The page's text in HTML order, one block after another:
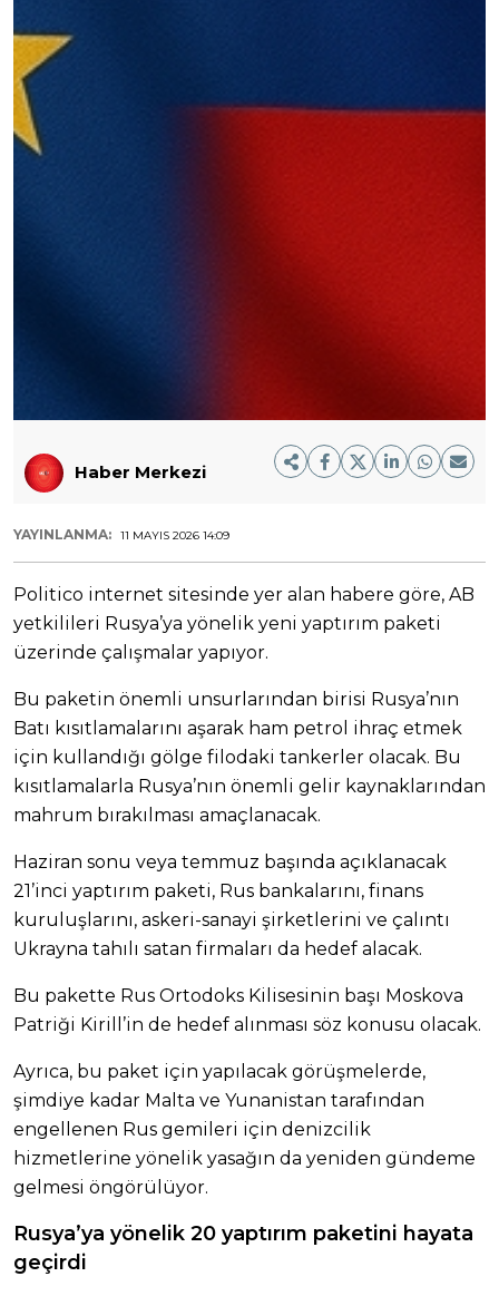
Haber Merkezi
YAYINLANMA: 11 MAYIS 2026 14:09
Politico internet sitesinde yer alan habere göre, AB
yetkilileri Rusya’ya yönelik yeni yaptırım paketi
üzerinde çalışmalar yapıyor.
Bu paketin önemli unsurlarından birisi Rusya’nın
Batı kısıtlamalarını aşarak ham petrol ihraç etmek
için kullandığı gölge filodaki tankerler olacak. Bu
kısıtlamalarla Rusya’nın önemli gelir kaynaklarından
mahrum bırakılması amaçlanacak.
Haziran sonu veya temmuz başında açıklanacak
21’inci yaptırım paketi, Rus bankalarını, finans
kuruluşlarını, askeri-sanayi şirketlerini ve çalıntı
Ukrayna tahılı satan firmaları da hedef alacak.
Bu pakette Rus Ortodoks Kilisesinin başı Moskova
Patriği Kirill’in de hedef alınması söz konusu olacak.
Ayrıca, bu paket için yapılacak görüşmelerde,
şimdiye kadar Malta ve Yunanistan tarafından
engellenen Rus gemileri için denizcilik
hizmetlerine yönelik yasağın da yeniden gündeme
gelmesi öngörülüyor.
Rusya’ya yönelik 20 yaptırım paketini hayata
geçirdi